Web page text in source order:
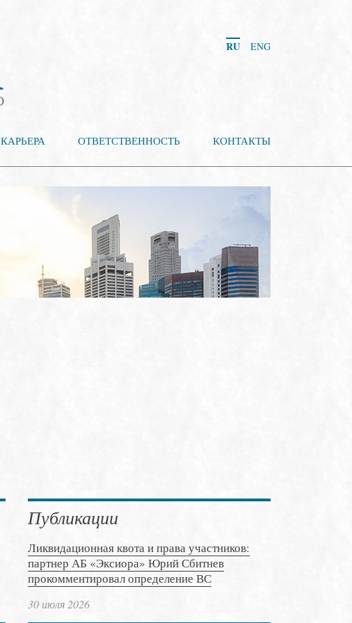
RU ENG
КАРЬЕРА ОТВЕТСТВЕННОСТЬ КОНТАКТЫ
Публикации
Ликвидационная квота и права участников:
партнер АБ «Эксиора» Юрий Сбитнев
прокомментировал определение ВС
30 июля 2026